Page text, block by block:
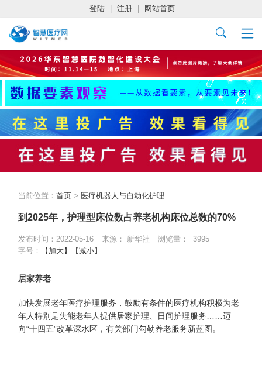
登陆 注册 网站首页
当前位置： 首页 > 医疗机器人与自动化护理
到2025年，护理型床位数占养老机构床位总数的70%
发布时间：2022-05-16 来源： 新华社 浏览量：
3995
字号：
【加大】 【减小】
居家养老
加快发展老年医疗护理服务，鼓励有条件的医疗机构积极为老
年人特别是失能老年人提供居家护理、日间护理服务……迈
向“十四五”改革深水区，有关部门勾勒养老服务新蓝图。